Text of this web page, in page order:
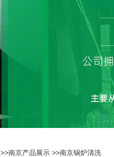
>>南京产品展示 >>南京锅炉清洗